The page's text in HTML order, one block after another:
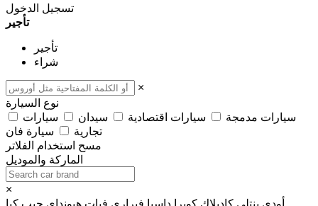
تسجيل الدخول
تأجير
تأجير
شراء
×
نوع السيارة
سيارات مدمجة
سيارات اقتصادية سيدان
سيارات
تجارية
سيارة فان
مسح استخدام الفلاتر
الماركة والموديل
×